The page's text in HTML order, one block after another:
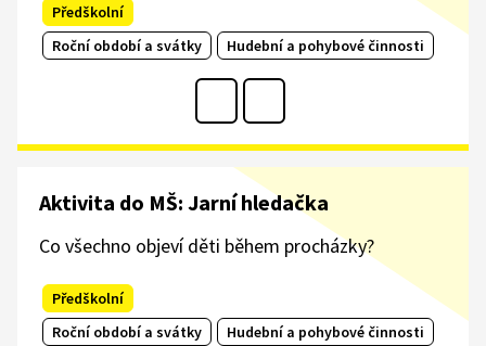
Předškolní
Roční období a svátky
Hudební a pohybové činnosti
Aktivita do MŠ: Jarní hledačka
Co všechno objeví děti během procházky?
Předškolní
Roční období a svátky
Hudební a pohybové činnosti